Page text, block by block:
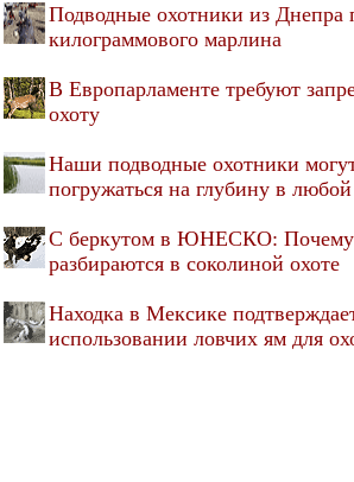
Подводные охотники из Днепра
килограммового марлина
В Европарламенте требуют
охоту
Наши подводные охотники
погружаться на глубину в
С беркутом в ЮНЕСКО: Почему
разбираются в соколиной охоте
Находка в Мексике
использовании ловчих ям для